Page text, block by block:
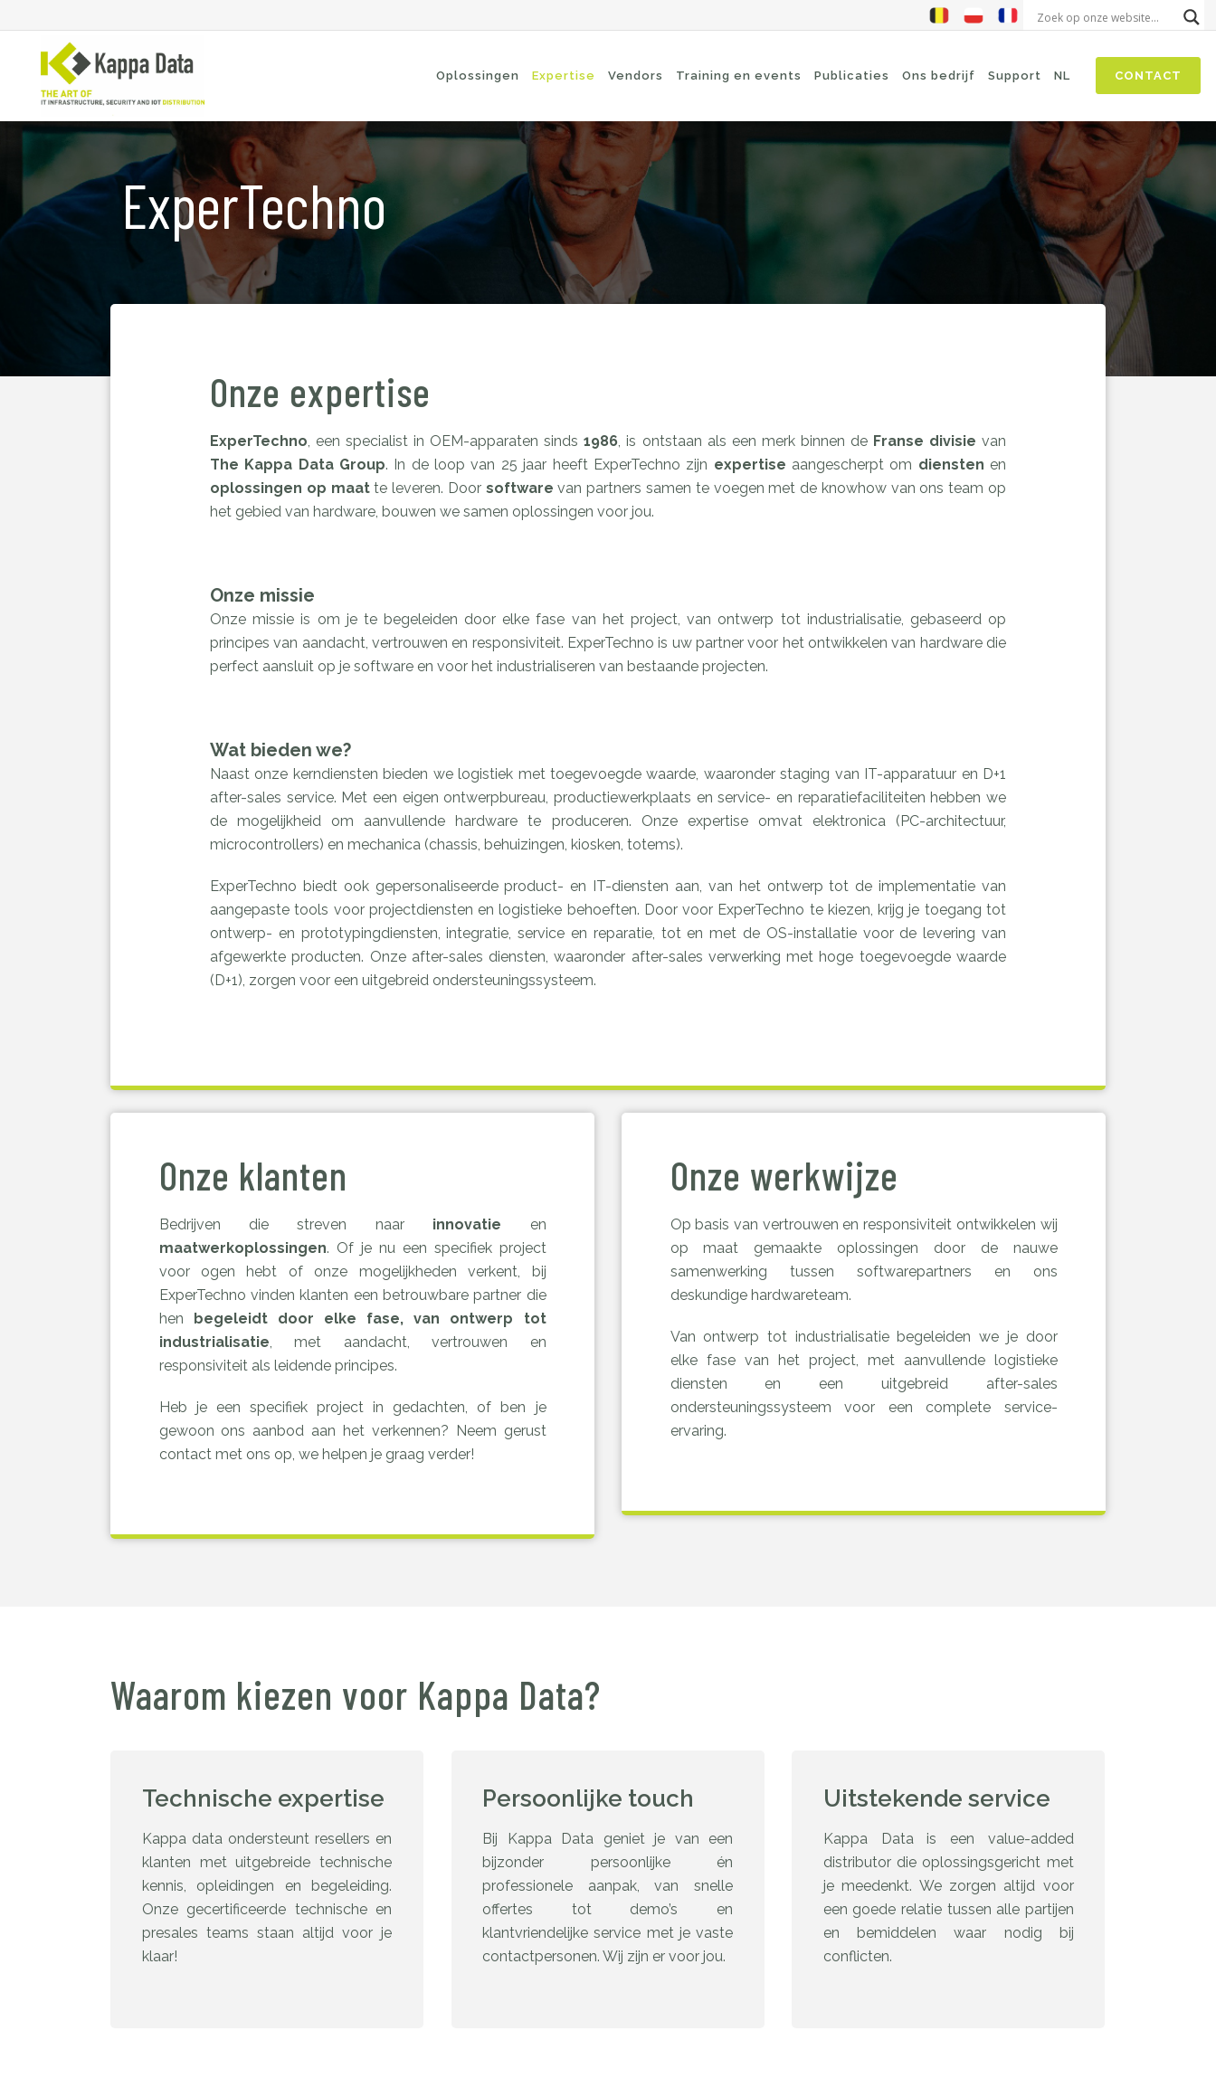
CONTACT
Oplossingen
WiFi
Switching
Routing
Backup
Secure Remote Connectivity
Endpoint Security
Cloud Security
Netwerk Security
Security
Connectivity
Wi-Fi / Bluetooth
Cyberbeveiligingswet
SASE
Threat Hunting
Security Awareness
Zero-Trust (Network Access)
Self Driven Networks
Expertise Vendors Training en events Publicaties Ons bedrijf Support NL
ExperTechno
Onze expertise
ExperTechno, een specialist in OEM-apparaten sinds1986, is ontstaan als een merk binnen de Franse divisie van
The Kappa Data Group. In de loop van 25 jaar heeft ExperTechno zijn expertise aangescherpt om diensten en
oplossingen op maatte leveren. Door software van partners samen te voegen met de knowhow van ons team op
het gebied van hardware, bouwen we samen oplossingen voor jou.
Onze missie
Onze missie is om je te begeleiden door elke fase van het project, van ontwerp tot industrialisatie, gebaseerd op
principes van aandacht, vertrouwen en responsiviteit. ExperTechno is uw partner voor het ontwikkelen van hardware die
perfect aansluit op je software en voor het industrialiseren van bestaande projecten.
Wat bieden we?
Naast onze kerndiensten bieden we logistiek met toegevoegde waarde, waaronder staging van IT-apparatuur en D+1
after-sales service. Met een eigen ontwerpbureau, productiewerkplaats en service- en reparatiefaciliteiten hebben we
de mogelijkheid om aanvullende hardware te produceren. Onze expertise omvat elektronica (PC-architectuur,
microcontrollers) en mechanica (chassis, behuizingen, kiosken, totems).
ExperTechno biedt ook gepersonaliseerde product- en IT-diensten aan, van het ontwerp tot de implementatie van
aangepaste tools voor projectdiensten en logistieke behoeften. Door voor ExperTechno te kiezen, krijg je toegang tot
ontwerp- en prototypingdiensten, integratie, service en reparatie, tot en met de OS-installatie voor de levering van
afgewerkte producten. Onze after-sales diensten, waaronder after-sales verwerking met hoge toegevoegde waarde
(D+1), zorgen voor een uitgebreid ondersteuningssysteem.
Onze klanten
Bedrijven die streven naar innovatie en
maatwerkoplossingen. Of je nu een specifiek project
voor ogen hebt of onze mogelijkheden verkent, bij
ExperTechno vinden klanten een betrouwbare partner die
hen begeleidt
door elke fase, van ontwerp tot
industrialisatie , met aandacht, vertrouwen en
responsiviteit als leidende principes.
Heb je een specifiek project in gedachten, of ben je
gewoon ons aanbod aan het verkennen? Neem gerust
contact met ons op, we helpen je graag verder!
Onze werkwijze
Op basis van vertrouwen en responsiviteit ontwikkelen wij
op maat gemaakte oplossingen door de nauwe
samenwerking tussen softwarepartners en ons
deskundige hardwareteam.
Van ontwerp tot industrialisatie begeleiden we je door
elke fase van het project, met aanvullende logistieke
diensten en een uitgebreid after-sales
ondersteuningssysteem voor een complete service-
ervaring.
Waarom kiezen voor Kappa Data?
Technische expertise
Kappa data ondersteunt resellers en
klanten met uitgebreide technische
kennis, opleidingen en begeleiding.
Onze gecertificeerde technische en
presales teams staan altijd voor je
klaar!
Persoonlijke touch
Bij Kappa Data geniet je van een
bijzonder persoonlijke én
professionele aanpak, van snelle
offertes tot demo’s en
klantvriendelijke service met je vaste
contactpersonen. Wij zijn er voor jou.
Uitstekende service
Kappa Data is een value-added
distributor die oplossingsgericht met
je meedenkt. We zorgen altijd voor
een goede relatie tussen alle partijen
en bemiddelen waar nodig bij
conflicten.